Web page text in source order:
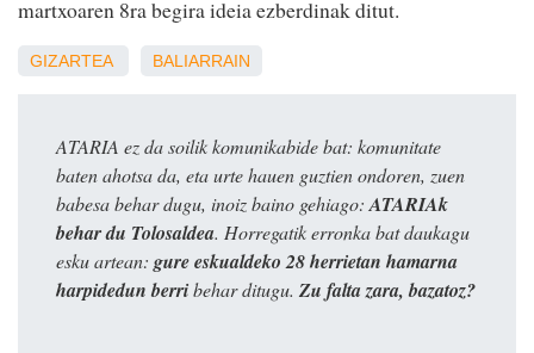
martxoaren 8ra begira ideia ezberdinak ditut.
GIZARTEA BALIARRAIN
ATARIA ez da soilik komunikabide bat: komunitate
baten ahotsa da, eta urte hauen guztien ondoren, zuen
babesa behar dugu, inoiz baino gehiago:ATARIAk
behar du Tolosaldea. Horregatik erronka bat daukagu
esku artean: gure eskualdeko 28 herrietan hamarna
harpidedun berribehar ditugu. Zu falta zara, bazatoz?